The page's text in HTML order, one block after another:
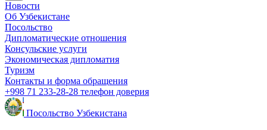
Новости
Об Узбекистане
Посольство
Дипломатические отношения
Консульские услуги
Экономическая дипломатия
Туризм
Контакты и форма обращения
+998 71 233-28-28 телефон доверия
Посольство Узбекистана